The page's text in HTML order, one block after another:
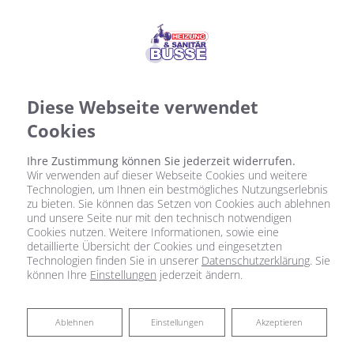
Diese Webseite verwendet
Cookies
Ihre Zustimmung können Sie jederzeit widerrufen.
Wir verwenden auf dieser Webseite Cookies und weitere
Technologien, um Ihnen ein bestmögliches Nutzungserlebnis
zu bieten. Sie können das Setzen von Cookies auch ablehnen
und unsere Seite nur mit den technisch notwendigen
Cookies nutzen. Weitere Informationen, sowie eine
detaillierte Übersicht der Cookies und eingesetzten
Technologien finden Sie in unserer Datenschutzerklärung. Sie
können Ihre Einstellungen jederzeit ändern.
Akzeptieren
Einstellungen
Ablehnen
Ablehnen